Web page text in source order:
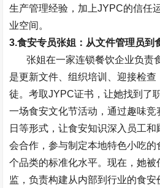
生产管理经验，加上JYPC的信任
业空间。
3.食安专员张姐：从文件管理员到
张姐在一家连锁餐饮企业负责
是更新文件、组织培训、迎接检查
徒。考取JYPC证书，让她找到了
一场食安文化节活动，通过趣味
日等形式，让食安知识深入员工
会合作，参与制定本地特色小吃
个品类的标准化水平。现在，她被
监，负责构建从内部到行业的食